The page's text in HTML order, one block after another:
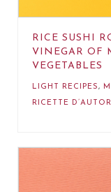
RICE SUSHI
VINEGAR OF
VEGETABLES
LIGHT RECIPES,
RICETTE